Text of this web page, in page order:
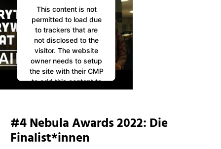
This content is not
permitted to load due
to trackers that are
not disclosed to the
visitor. The website
owner needs to setup
the site with their CMP
to add this content to
the list of technologies
Usercentrics Consent
Management
Platform
#4 Nebula Awards 2022: Die
Finalist*innen